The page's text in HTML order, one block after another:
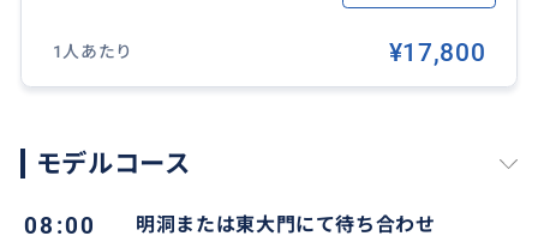
ソウル郊外にある日迎駅、ベテランドライバーが安全
に運行いたします。
1人あたり ¥17,800
モデルコース
08:00 明洞または東大門にて待ち合わせ